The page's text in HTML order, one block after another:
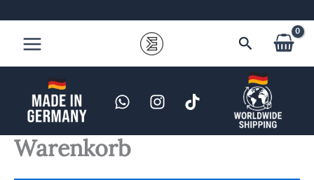
springen
Suchen
Warenkorb